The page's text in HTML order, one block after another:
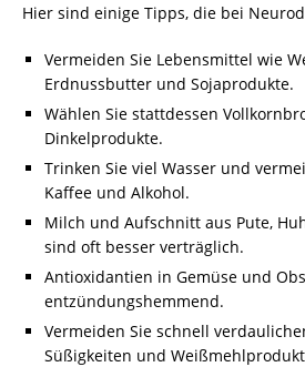
Hier sind einige Tipps, die bei
Vermeiden Sie Lebensmittel wie
Erdnussbutter und Sojaprodukte.
Wählen Sie stattdessen
Dinkelprodukte.
Trinken Sie viel Wasser und
Kaffee und Alkohol.
Milch und Aufschnitt aus Pute,
sind oft besser verträglich.
Antioxidantien in Gemüse und
entzündungshemmend.
Vermeiden Sie schnell
Süßigkeiten und